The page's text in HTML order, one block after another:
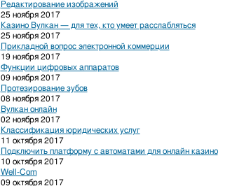
Редактирование изображений
25 ноября 2017
Казино Вулкан — для тех, кто умеет расслабляться
25 ноября 2017
Прикладной вопрос электронной коммерции
19 ноября 2017
Функции цифровых аппаратов
09 ноября 2017
Протезирование зубов
08 ноября 2017
Вулкан онлайн
02 ноября 2017
Классификация юридических услуг
11 октября 2017
Подключить платформу с автоматами для онлайн казино
10 октября 2017
Well-Com
09 октября 2017